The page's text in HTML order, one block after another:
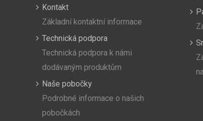
Kontakt
Základní kontaktní informace
Technická podpora
Technická podpora k námi
dodávaným produktům
Naše pobočky
Podrobné informace o našich
pobočkách